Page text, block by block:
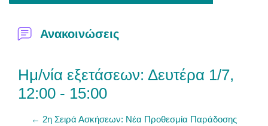
Ανακοινώσεις
Ημ/νία εξετάσεων: Δευτέρα 1/7,
12:00 - 15:00
← 2η Σειρά Ασκήσεων: Νέα Προθεσμία Παράδοσης